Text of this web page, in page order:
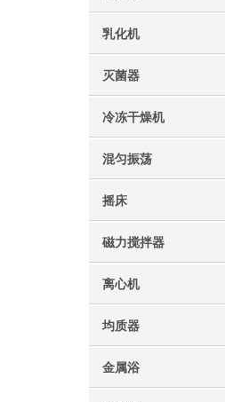
乳化机
灭菌器
冷冻干燥机
混匀振荡
摇床
磁力搅拌器
离心机
均质器
金属浴